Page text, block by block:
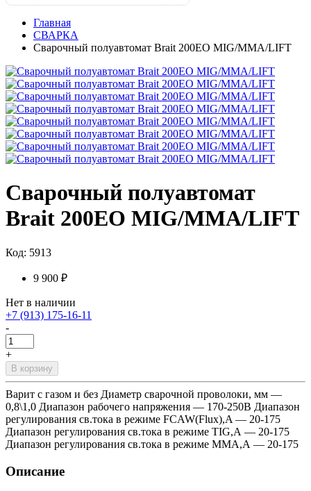
Главная
СВАРКА
Сварочный полуавтомат Brait 200EO MIG/MMA/LIFT
Сварочный полуавтомат
Brait 200EO MIG/MMA/LIFT
Код: 5913
9 900 ₽
Нет в наличии
+7 (913) 175-16-11
-
+
В корзину
Варит с газом и без Диаметр сварочной проволоки, мм —
0,8\1,0 Диапазон рабочего напряжения — 170-250В Диапазон
регулирования св.тока в режиме FCAW(Flux),A — 20-175
Диапазон регулирования св.тока в режиме TIG,А — 20-175
Диапазон регулирования св.тока в режиме ММА,А — 20-175
Описание